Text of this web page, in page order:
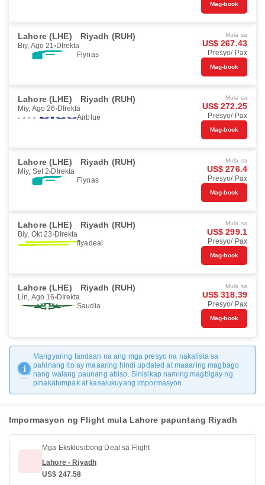
Mag-book
Lahore (LHE) Riyadh (RUH)
Biy, Ago 21 DIrekta
Flynas
Mula sa
US$ 267.43
Presyo/ Pax
Mag-book
Lahore (LHE) Riyadh (RUH)
Miy, Ago 26 DIrekta
Airblue
Mula sa
US$ 272.25
Presyo/ Pax
Mag-book
Lahore (LHE) Riyadh (RUH)
Miy, Set 2 DIrekta
Flynas
Mula sa
US$ 276.4
Presyo/ Pax
Mag-book
Lahore (LHE) Riyadh (RUH)
Biy, Okt 23 DIrekta
flyadeal
Mula sa
US$ 299.1
Presyo/ Pax
Mag-book
Lahore (LHE) Riyadh (RUH)
Lin, Ago 16 DIrekta
Saudia
Mula sa
US$ 318.39
Presyo/ Pax
Mag-book
Mangyaring tandaan na ang mga presyo na nakalista sa
pahinang ito ay maaaring hindi updated at maaaring magbago
nang walang paunang abiso. Sinisikap naming magbigay ng
pinakatumpak at kasalukuyang impormasyon.
Impormasyon ng Flight mula Lahore papuntang Riyadh
Mga Eksklusibong Deal sa Flight
Lahore - Riyadh
US$ 247.58